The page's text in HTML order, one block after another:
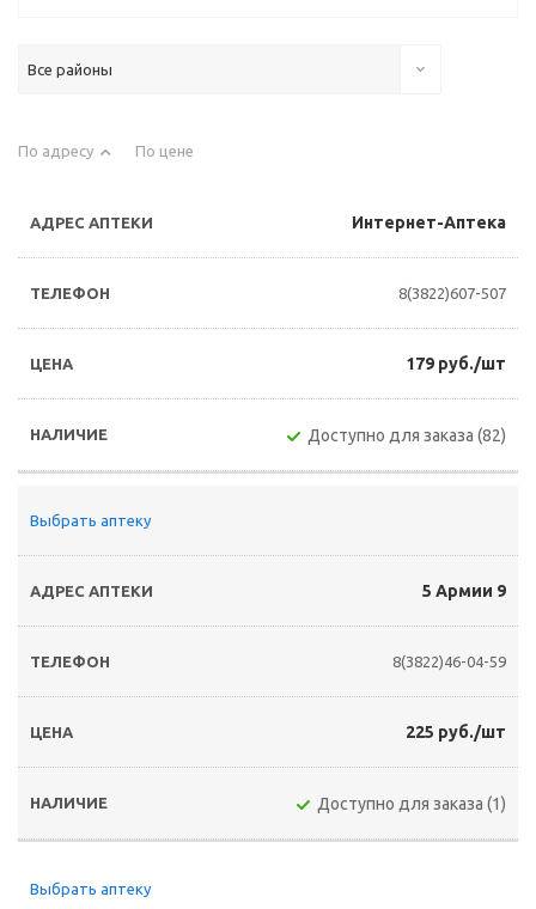
Все районы
По адресу По цене
Интернет-Аптека
8(3822)607-507
179 руб./шт
Доступно для заказа (82)
Выбрать аптеку
5 Армии 9
8(3822)46-04-59
225 руб./шт
Доступно для заказа (1)
Выбрать аптеку